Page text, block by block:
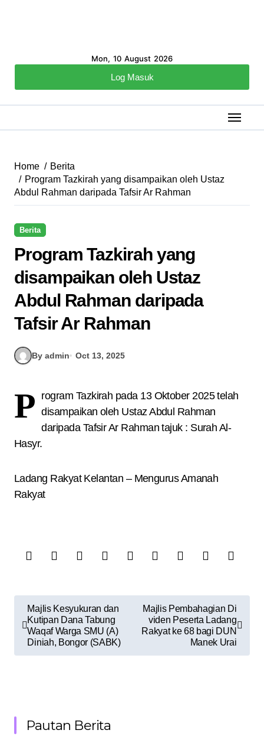
Log Masuk
Mon, 10 August 2026
Home
Berita
Program Tazkirah yang disampaikan oleh Ustaz
Abdul Rahman daripada Tafsir Ar Rahman
Berita
Program Tazkirah yang
disampaikan oleh Ustaz
Abdul Rahman daripada
Tafsir Ar Rahman
By admin Oct 13, 2025
P rogram Tazkirah pada 13 Oktober 2025 telah
disampaikan oleh Ustaz Abdul Rahman
daripada Tafsir Ar Rahman tajuk : Surah Al-
Hasyr.
Ladang Rakyat Kelantan – Mengurus Amanah
Rakyat
Majlis Kesyukuran dan
Kutipan Dana Tabung
Waqaf Warga SMU (A)
Diniah, Bongor (SABK)
Majlis Pembahagian Di
viden Peserta Ladang
Rakyat ke 68 bagi DUN
Manek Urai
Pautan Berita